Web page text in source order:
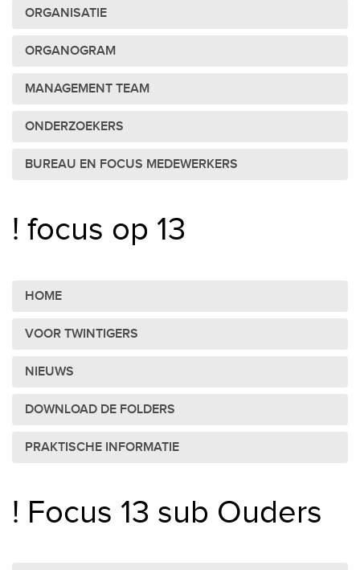
ORGANISATIE
ORGANOGRAM
MANAGEMENT TEAM
ONDERZOEKERS
BUREAU EN FOCUS MEDEWERKERS
! focus op 13
HOME
VOOR TWINTIGERS
NIEUWS
DOWNLOAD DE FOLDERS
PRAKTISCHE INFORMATIE
! Focus 13 sub Ouders